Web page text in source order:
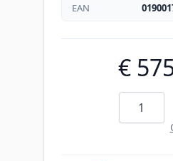
EAN
€
Aantal